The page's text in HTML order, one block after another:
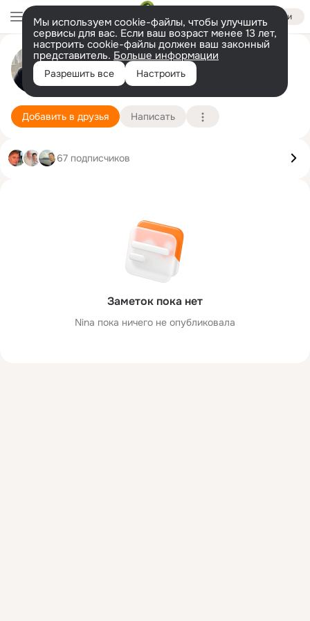
Войти
Мы используем cookie-файлы, чтобы улучшить
сервисы для вас. Если ваш возраст менее 13 лет,
настроить cookie-файлы должен ваш законный
представитель. Больше информации
Разрешить все Настроить
Nina Schröder (Weber)
Бад-Орб 15 мая Подробнее
Добавить в друзья Написать
Заметок пока нет
Nina пока ничего не опубликовала
67 подписчиков